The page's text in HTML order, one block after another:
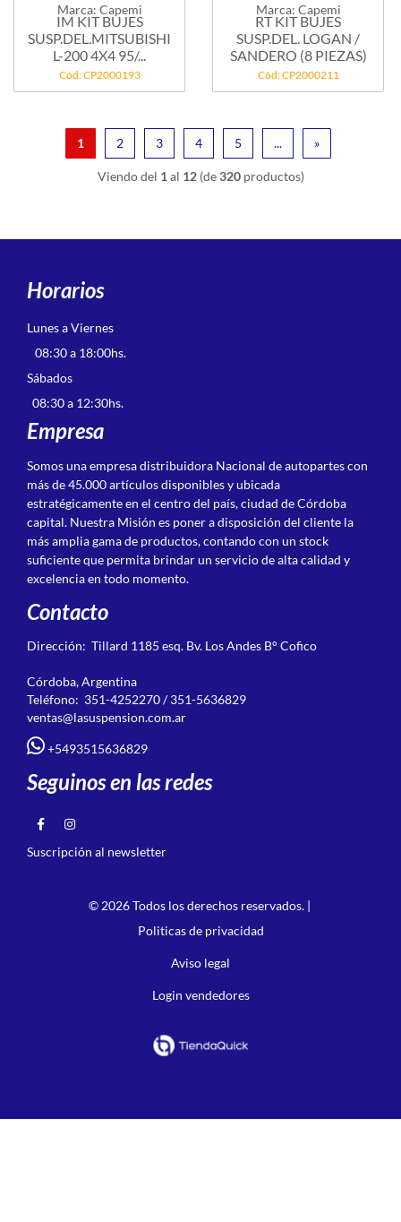
Marca: Capemi
IM KIT BUJES
SUSP.DEL.MITSUBISHI
L-200 4X4 95/...
Cód: CP2000193
Marca: Capemi
RT KIT BUJES
SUSP.DEL. LOGAN /
SANDERO (8 PIEZAS)
Cód: CP2000211
1 2 3 4 5 ... »
Viendo del 1 al 12(de320productos)
Horarios
Lunes a Viernes
08:30 a 18:00hs.
Sábados
08:30 a 12:30hs.
Empresa
Somos una empresa distribuidora Nacional de autopartes con
más de 45.000 artículos disponibles y ubicada
estratégicamente en el centro del país, ciudad de Córdoba
capital. Nuestra Misión es poner a disposición del cliente la
más amplia gama de productos, contando con un stock
suficiente que permita brindar un servicio de alta calidad y
excelencia en todo momento.
Contacto
Dirección: Tillard 1185 esq. Bv. Los Andes B° Cofico
Córdoba, Argentina
Teléfono: 351-4252270 / 351-5636829
ventas@lasuspension.com.ar
+5493515636829
Seguinos en las redes
Suscripción al newsletter
© 2026 Todos los derechos reservados. |
Politicas de privacidad
Aviso legal
Login vendedores